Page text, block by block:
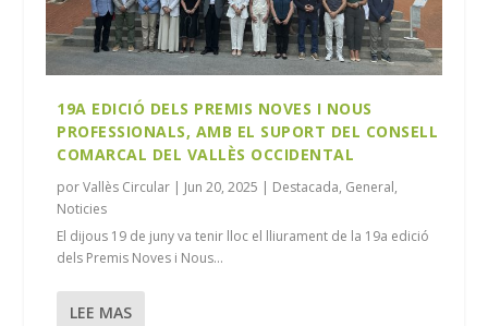
19A EDICIÓ DELS PREMIS NOVES I NOUS
PROFESSIONALS, AMB EL SUPORT DEL CONSELL
COMARCAL DEL VALLÈS OCCIDENTAL
porVallès Circular | Jun 20, 2025 | Destacada, General,
Noticies
El dijous 19 de juny va tenir lloc el lliurament de la 19a edició
dels Premis Noves i Nous...
LEE MAS